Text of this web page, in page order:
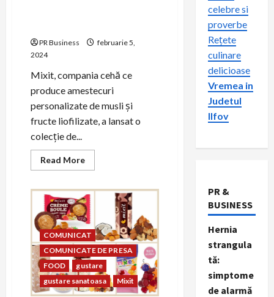
PR Business
februarie 5,
2024
Mixit, compania cehă ce
produce amestecuri
personalizate de musli și
fructe liofilizate, a lansat o
colecție de...
Read MoreRead
more
a
lansat
colecția
de
Valentine’s
Day
și
Dragobete
COMUNICAT
COMUNICATE DE PRESA
FOOD
gustare
gustare sanatoasa
Mixit
celebre si
proverbe
Rețete
culinare
delicioase
Vremea in
Judetul
Ilfov
PR &
BUSINESS
Hernia
strangula
tă:
simptome
de alarmă